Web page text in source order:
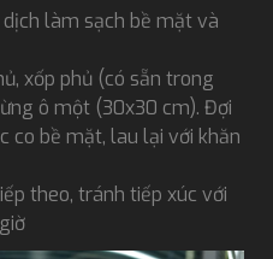
làm sạch bề mặt và
xốp phủ (có sẵn trong
ô một (30x30 cm). Đợi
co bề mặt, lau lại với khăn
theo, tránh tiếp xúc với